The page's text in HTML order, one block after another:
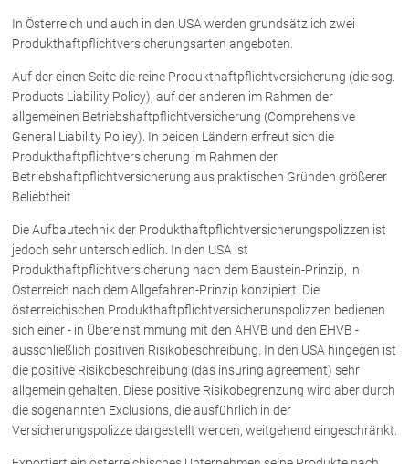
In Österreich und auch in den USA werden grundsätzlich zwei
Produkthaftpflichtversicherungsarten angeboten.
Auf der einen Seite die reine Produkthaftpflichtversicherung (die sog.
Products Liability Policy), auf der anderen im Rahmen der
allgemeinen Betriebshaftpflichtversicherung (Comprehensive
General Liability Poliey). In beiden Ländern erfreut sich die
Produkthaftpflichtversicherung im Rahmen der
Betriebshaftpflichtversicherung aus praktischen Gründen größerer
Beliebtheit.
Die Aufbautechnik der Produkthaftpflichtversicherungspolizzen ist
jedoch sehr unterschiedlich. In den USA ist
Produkthaftpflichtversicherung nach dem Baustein-Prinzip, in
Österreich nach dem Allgefahren-Prinzip konzipiert. Die
österreichischen Produkthaftpflichtversicherunspolizzen bedienen
sich einer - in Übereinstimmung mit den AHVB und den EHVB -
ausschließlich positiven Risikobeschreibung. In den USA hingegen ist
die positive Risikobeschreibung (das insuring agreement) sehr
allgemein gehalten. Diese positive Risikobegrenzung wird aber durch
die sogenannten Exclusions, die ausführlich in der
Versicherungspolizze dargestellt werden, weitgehend eingeschränkt.